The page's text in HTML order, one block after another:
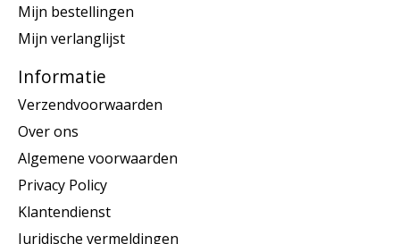
Mijn bestellingen
Mijn verlanglijst
Informatie
Verzendvoorwaarden
Over ons
Algemene voorwaarden
Privacy Policy
Klantendienst
Juridische vermeldingen